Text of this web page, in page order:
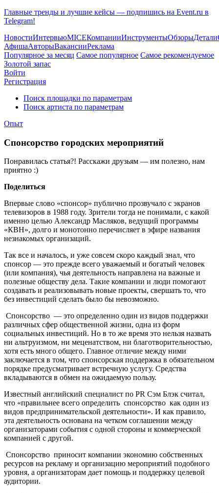
Главные тренды и лучшие кейсы — подпишись на Event.ru в
Telegram!
НовостиИнтервьюMICEКомпанииИнструментыОбзорыДетали
АфишаАвторыВакансииРеклама
Популярное за месяц Самое популярное Самое рекомендуемое
Золотой запас
Войти
Регистрация
Поиск площадки по параметрам
Поиск артиста по параметрам
Опыт
Спонсорство городских мероприятий
Понравилась статья?! Расскажи друзьям — им полезно, нам
приятно :)
Поделиться
Впервые слово «спонсор» публично прозвучало с экранов
телевизоров в 1988 году. Зрители тогда не понимали, с какой
именно целью Александр Масляков, ведущий программы
«КВН», долго и монотонно перечисляет в эфире названия
незнакомых организаций.
Так все и началось, и уже совсем скоро каждый знал, что
спонсор — это прежде всего уважаемый и богатый человек
(или компания), чья деятельность направлена на важные и
полезные обществу дела. Такие компании и люди помогают
создавать и реализовывать новые проекты, свершать то, что
без инвестиций сделать было бы невозможно.
Спонсорство — это определенно один из видов поддержки
различных сфер общественной жизни, одна из форм
социальных инвестиций. Но в то же время это нельзя назвать
ни альтруизмом, ни меценатством, ни благотворительностью,
хотя есть много общего. Главное отличие между ними
заключается в том, что спонсорская поддержка в обязательном
порядке предусматривает встречную услугу. Средства
вкладываются в обмен на ожидаемую пользу.
Известный английский специалист по PR Сэм Блэк считал,
что «правильнее всего определить спонсорство как один из
видов предпринимательской деятельности». И как правило,
эта деятельность основана на четком соглашении между
организаторами события с одной стороны и коммерческой
компанией с другой.
Спонсорство приносит компании экономию собственных
ресурсов на рекламу и организацию мероприятий подобного
уровня, а организаторам дает помощь и поддержку целевой
аудитории.